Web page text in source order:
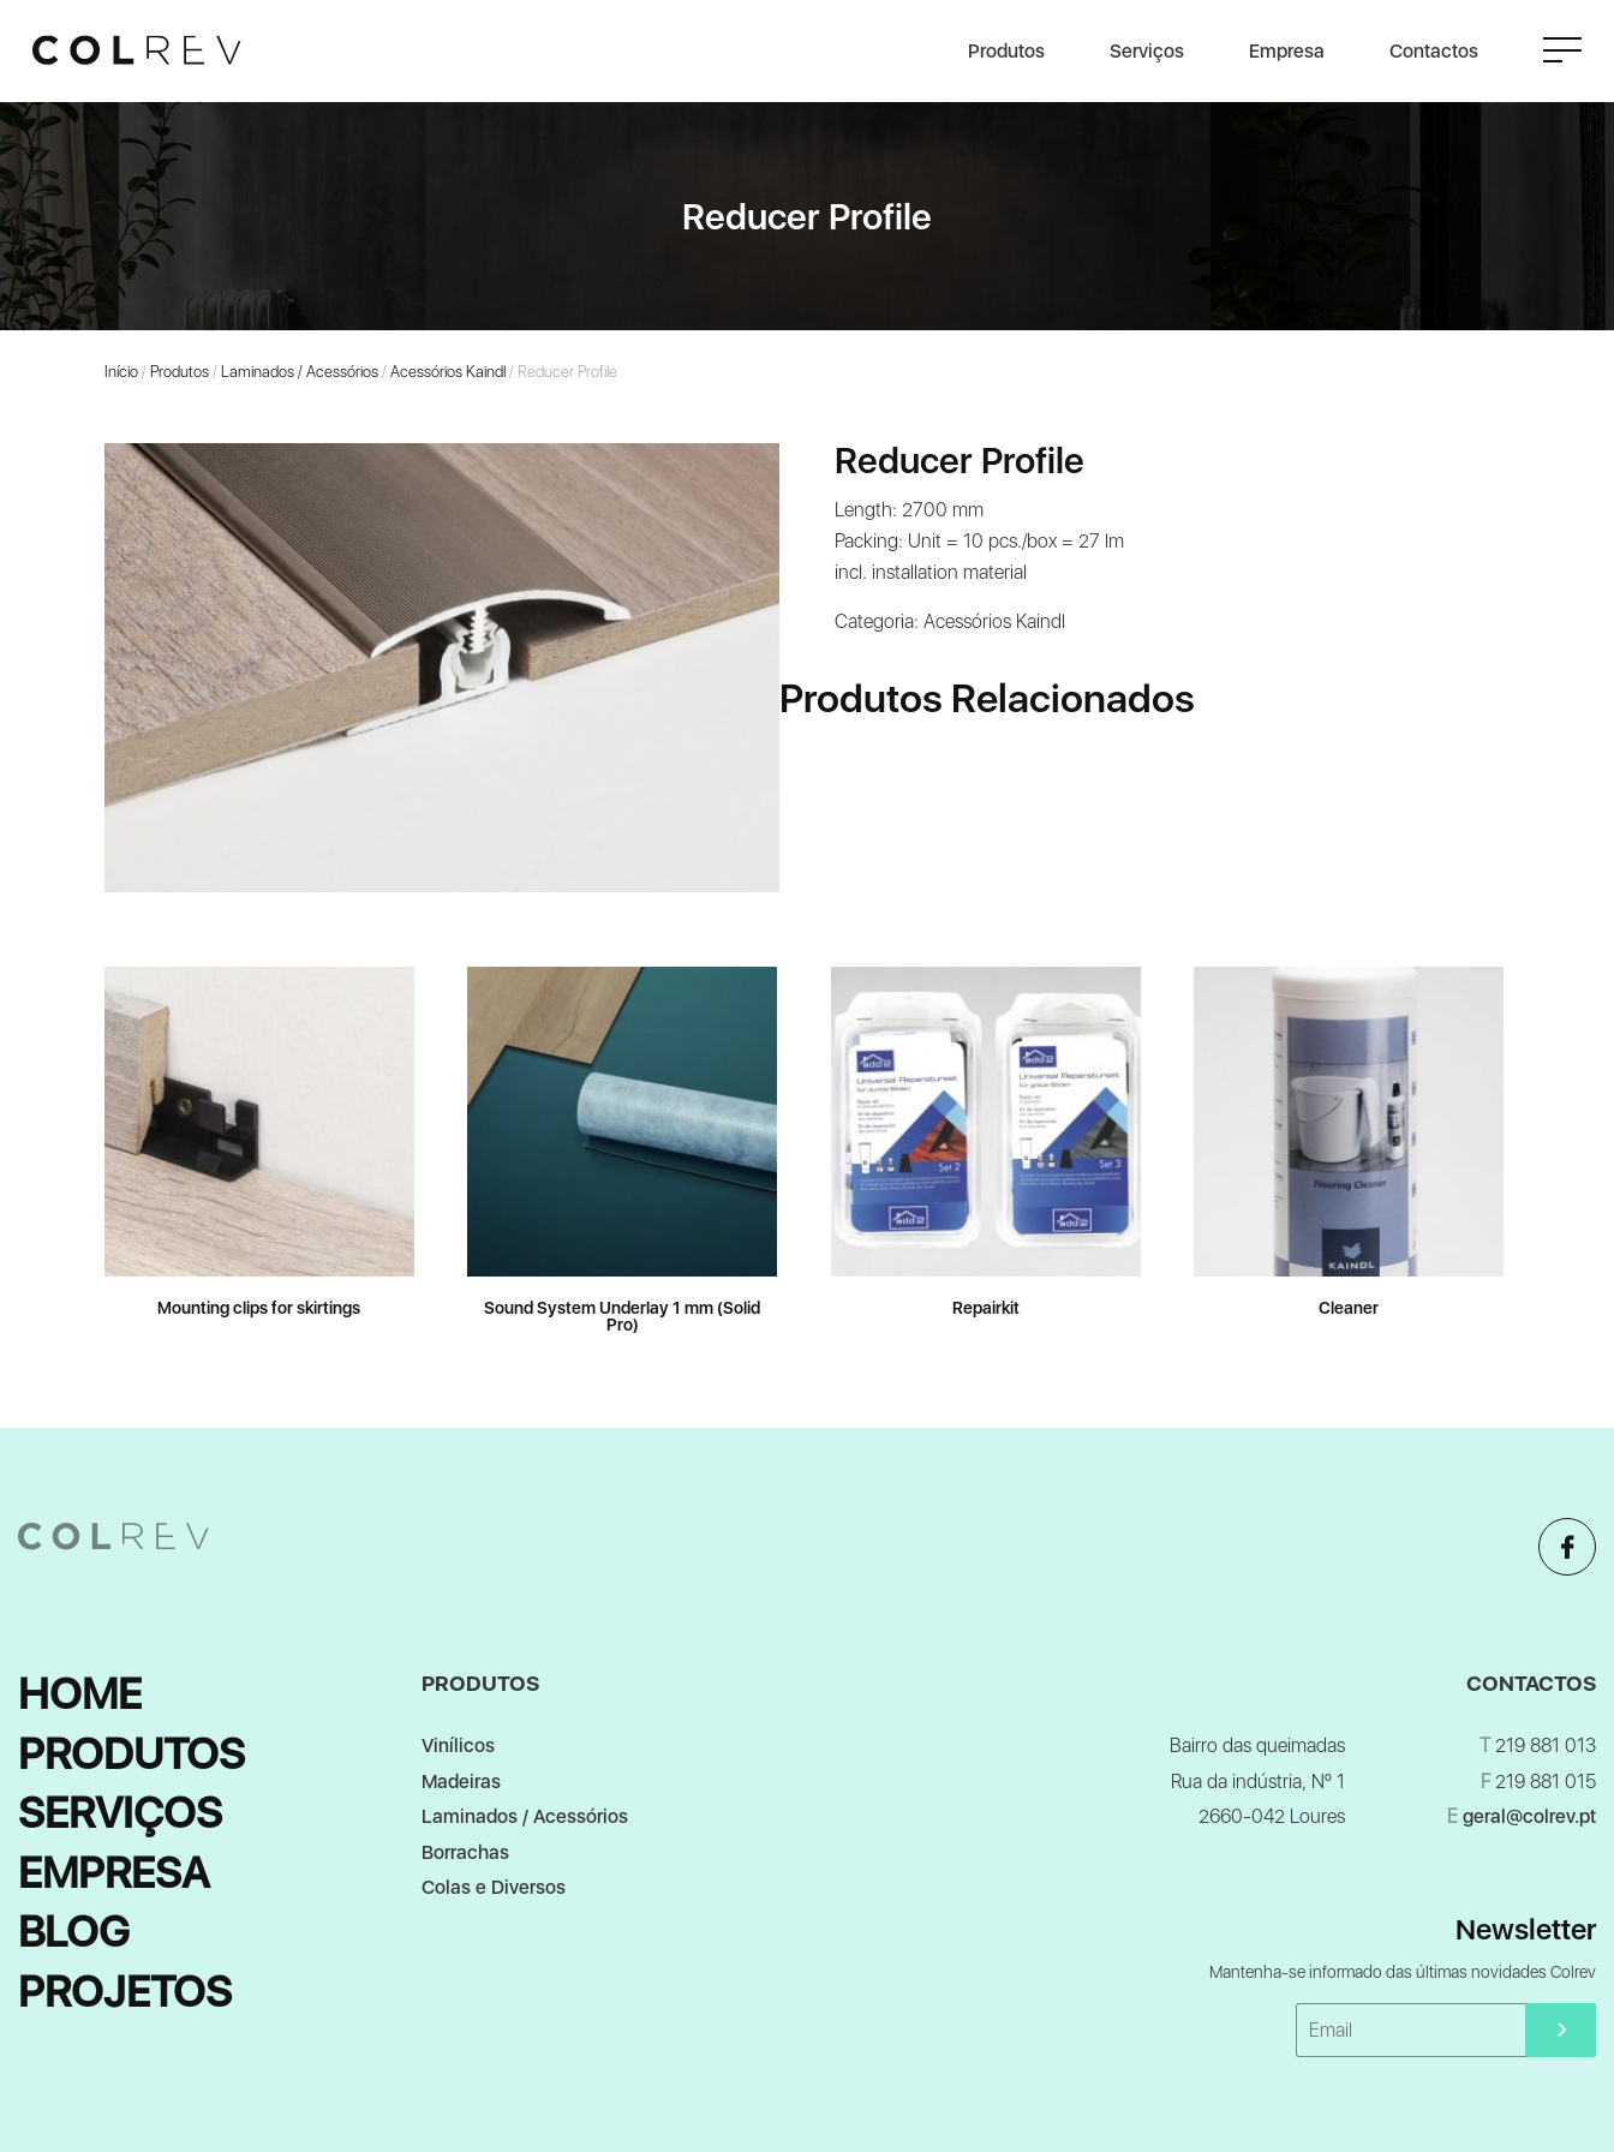
Produtos Serviços Empresa Contactos
Reducer Profile
Início / Produtos / Laminados / Acessórios / Acessórios Kaindl / Reducer Profile
Reducer Profile
Length: 2700 mm
Packing: Unit = 10 pcs./box = 27 lm
incl. installation material
Categoria:Acessórios Kaindl
Produtos Relacionados
Mounting clips for skirtings
Sound System Underlay 1 mm (Solid
Pro)
Repairkit Cleaner
HOME
PRODUTOS
SERVIÇOS
EMPRESA
BLOG
PROJETOS
PRODUTOS
Vinílicos
Madeiras
Laminados / Acessórios
Borrachas
Colas e Diversos
CONTACTOS
Bairro das queimadas
Rua da indústria, Nº 1
2660-042 Loures
T219 881 013
F219 881 015
E geral@colrev.pt
Newsletter
Mantenha-se informado das últimas novidades Colrev